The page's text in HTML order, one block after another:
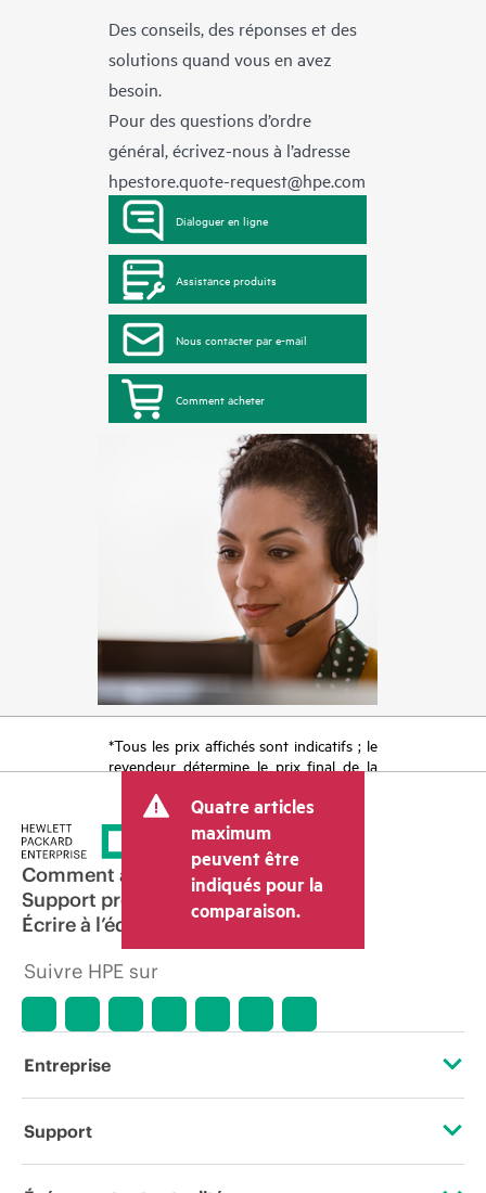
Des conseils, des réponses et des
solutions quand vous en avez
besoin.
Pour des questions d’ordre
général, écrivez-nous à l’adresse
hpestore.quote-request@hpe.com
Dialoguer en ligne
Assistance produits
Nous contacter par e-mail
Comment acheter
*Tous les prix affichés sont indicatifs ; le
revendeur détermine le prix final de la
tels que la TVA ou les taxes sur la vente
et les frais d’expédition. Le prix de la
transaction déterminé par le revendeur
peut varier par rapport à d’autres
revendeurs et au prix indicatif affiché.
Les prix indicatifs peuvent inclure des
offres promotionnelles limitées dans le
temps. HPE se réserve le droit d’ajuster
les prix à tout moment pour diverses
raisons, notamment, mais sans s’y limiter,
l’arrêt d’un produit, la disponibilité
période de promotion et des erreurs
dans les publicités.
Quatre articles
maximum
peuvent être
indiqués pour la
comparaison.
Comment acheter
Support produit
Écrire à l’équipe commerciale
Suivre HPE sur
Entreprise
À propos de HPE
Support
Services d’assistance opérationnelle (OSS)